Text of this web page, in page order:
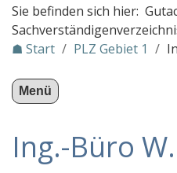
winterfuchs
DOGCOACH
Klaus-Uwe Wöllert,
Sachverständigenbüro
bauschaden.SV
TFP Inh. Stephan Paris
Sie befinden sich hier:
☗ Start / PLZ Gebiet 1 /
Menü
Ing.-Büro